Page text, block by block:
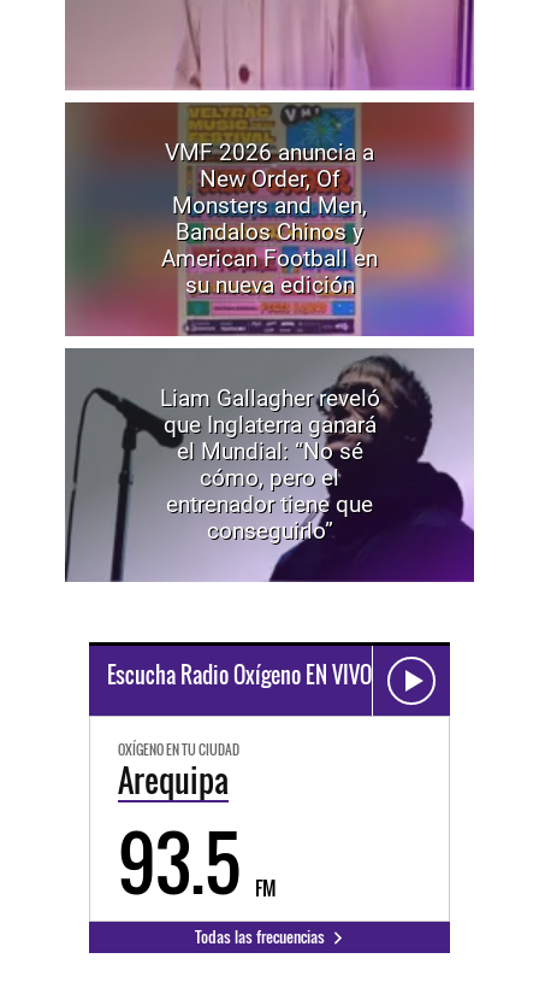
VMF 2026 anuncia a
New Order, Of
Monsters and Men,
Bandalos Chinos y
American Football en
su nueva edición
Liam Gallagher reveló
que Inglaterra ganará
el Mundial: “No sé
cómo, pero el
entrenador tiene que
conseguirlo”
Escucha Radio Oxígeno EN VIVO
OXÍGENO EN TU CIUDAD
Arequipa
93.5 FM
Todas las frecuencias